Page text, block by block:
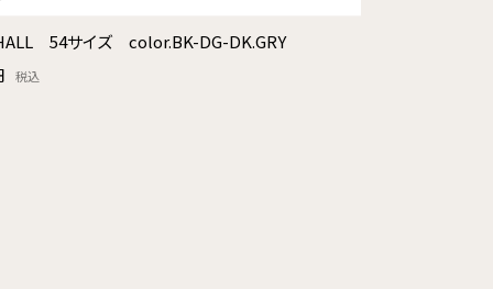
54サイズ color.BK-DG-DK.GRY
税込